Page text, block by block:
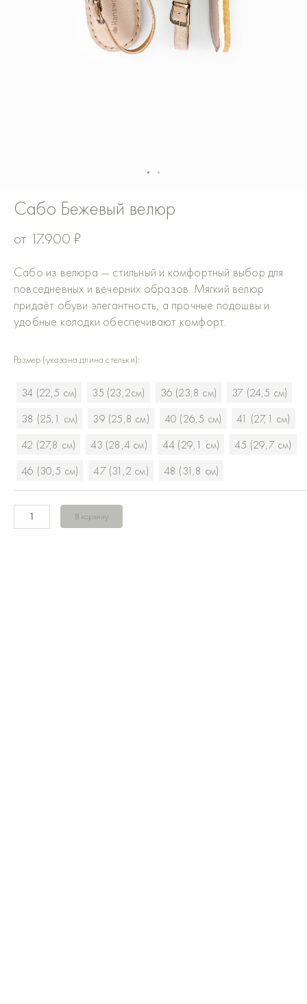
Сабо Бежевый велюр
от 17.900 ₽
Сабо из велюра — стильный и комфортный выбор для
повседневных и вечерних образов. Мягкий велюр
придаёт обуви элегантность, а прочные подошвы и
удобные колодки обеспечивают комфорт.
Размер (указана длина стельки):
34 (22,5 см) 35 (23,2см) 36 (23,8 см)
37 (24,5 см)
38 (25,1 см)
39 (25,8 см) 40 (26,5 см)
41 (27,1 см)
42 (27,8 см)
43 (28,4 см) 44 (29,1 см)
45 (29,7 см)
46 (30,5 см)
47 (31,2 см) 48 (31,8 см)
товара
Бежевый
велюр
В корзину